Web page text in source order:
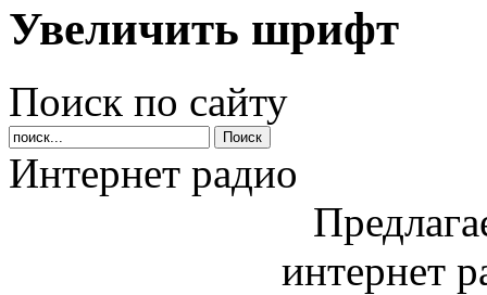
Увеличить шрифт
Поиск по сайту
Интернет радио
интернет